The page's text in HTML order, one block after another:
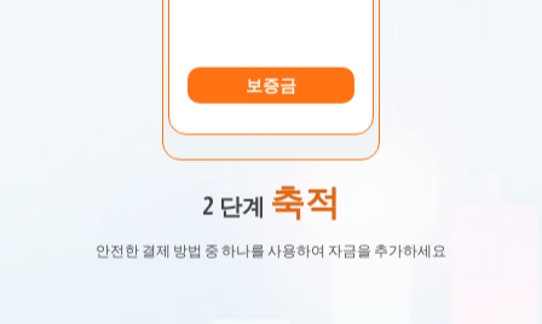
보증금
2 단계 축적
안전한 결제 방법 중 하나를 사용하여 자금을 추가하세요